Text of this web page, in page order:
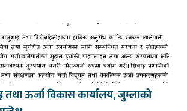
तथा ऊर्जा विकास कार्यालय, जुम्लाको